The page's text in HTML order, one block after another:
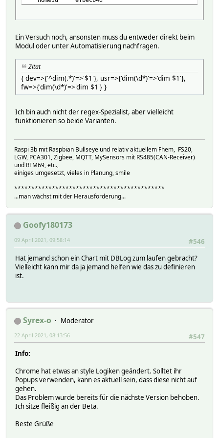
Helper:
DBLOG:
logdb:
TIME 1616153186.04066
VALUE dim 99
statepercent:
logdb:
VALUE 41
READINGS:
2021-03-17 21:19:22 energy 24.9 kWh
2018-07-13 21:29:13 model Qubino ZMNHDD1
2018-07-13 21:29:13 modelConfig qubino/
2018-07-13 21:29:13 modelId 0159-0001-
2021-03-19 12:39:18 power 32.4 W
2021-03-19 12:26:26 reportedState dim 99
2021-03-19 12:26:26 state dim 99
2021-03-19 09:20:30 statepercent 41
2021-03-19 09:20:30 trigger reportedState:
Attributes:
IODev ZWDongle_0
classes ZWAVEPLUS_INFO VERSION DEVICE_RESET_LOCALLY
eventMap {dev=>{'^dim(.*)'=>'$1'},
group Licht
Ein Versuch noch, ansonsten muss du entweder direkt beim
Modul oder unter Automatisierung nachfragen.
Zitat
{ dev=>{'^dim(.*)'=>'$1'}, usr=>{'dim(\d*)'=>'dim $1'},
fw=>{'dim(\d*)'=>'dim $1'} }
Ich bin auch nicht der regex-Spezialist, aber vielleicht
funktionieren so beide Varianten.
Raspi 3b mit Raspbian Bullseye und relativ aktuellem Fhem, FS20,
LGW, PCA301, Zigbee, MQTT, MySensors mit RS485(CAN-Receiver)
und RFM69, etc.,
einiges umgesetzt, vieles in Planung, smile
********************************************
...man wächst mit der Herausforderung...
Goofy180173
#546
09 April 2021, 09:58:14
Hat jemand schon ein Chart mit DBLog zum laufen gebracht?
Vielleicht kann mir da ja jemand helfen wie das zu definieren
ist.
Syrex-o
Moderator
#547
22 April 2021, 08:13:56
Info:
Chrome hat etwas an style Logiken geändert. Solltet ihr
Popups verwenden, kann es aktuell sein, dass diese nicht auf
gehen.
Das Problem wurde bereits für die nächste Version behoben.
Ich sitze fleißig an der Beta.
Beste Grüße